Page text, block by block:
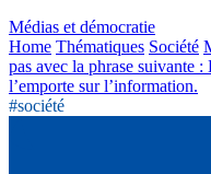
Médias et démocratie
Home Thématiques Société
pas avec la phrase suivante
l’emporte sur l’information.
#société